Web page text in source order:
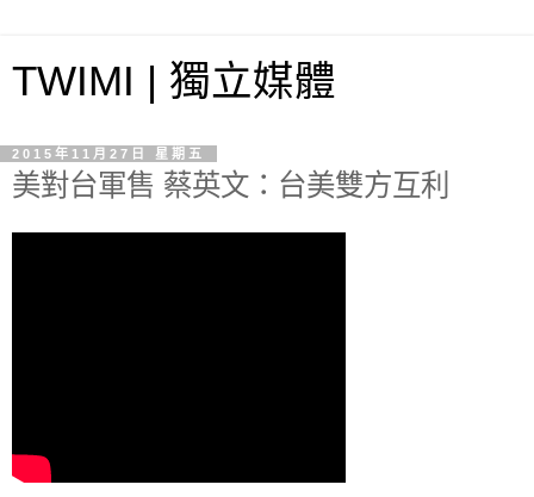
TWIMI | 獨立媒體
2015年11月27日 星期五
美對台軍售 蔡英文：台美雙方互利